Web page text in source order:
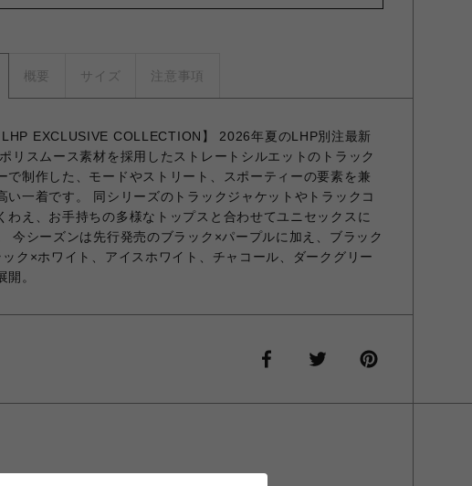
概要 サイズ 注意事項
LHP EXCLUSIVE COLLECTION】 2026年夏のLHP別注最新
リスムース素材を採用したストレートシルエットのトラック
で制作した、モードやストリート、スポーティーの要素を兼
い一着です。 同シリーズのトラックジャケットやトラックコ
わえ、お手持ちの多様なトップスと合わせてユニセックスに
今シーズンは先行発売のブラック×パープルに加え、ブラック
ク×ホワイト、アイスホワイト、チャコール、ダークグリー
開。